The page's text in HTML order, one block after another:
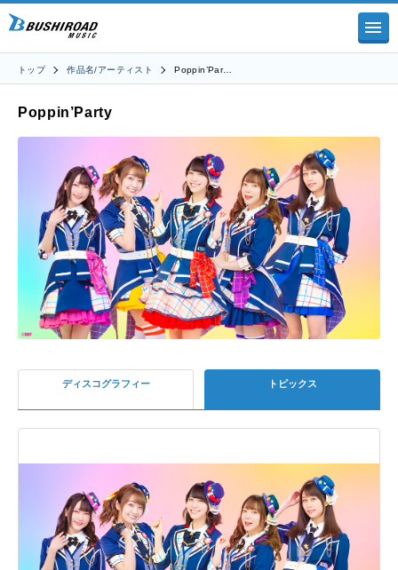
トップ 作品名/アーティスト Poppin’Par…
Poppin’Party
ディスコグラフィー トピックス